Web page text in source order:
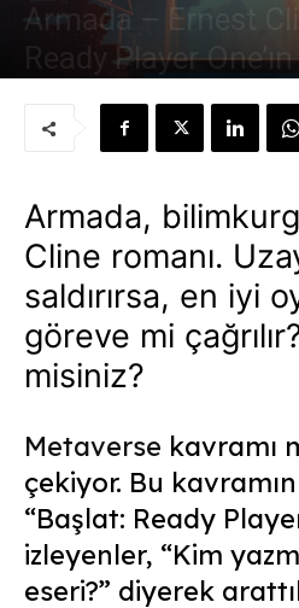
Armada – Ernest
Ready Player
Armada,
Cline romanı.
saldırırsa, en iyi
göreve mi
misiniz?
Metaverse kavramı
çekiyor. Bu
“Başlat: Ready
izleyenler, “Kim
eseri?” diyerek